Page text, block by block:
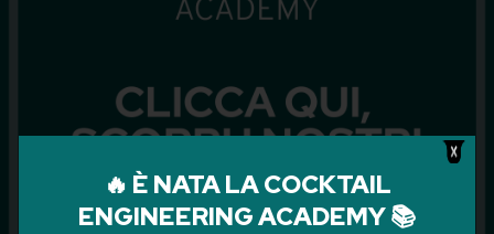
🔥 È NATA LA COCKTAIL
ENGINEERING ACADEMY 📚